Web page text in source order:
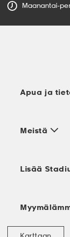
Maanantai-
Apua ja
Meistä
Lisää
Karttaan